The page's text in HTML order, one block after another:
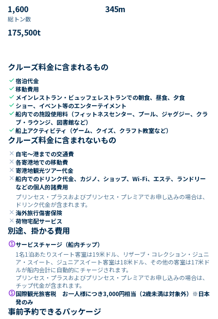
1,600 345m
総トン数​
175,500t
クルーズ料金に含まれるもの
check宿泊代金
check移動費用
check メインレストラン・ビュッフェレストランでの朝食、昼食、夕食
check ショー、イベント等のエンターテイメント
check船内での施設使用料（フィットネスセンター、プール、ジャグジー、クラ
ブ・ラウンジ、図書館など）
check船上アクティビティ（ゲーム、クイズ、クラフト教室など）
クルーズ料金に含まれないもの
close 自宅～港までの交通費
close 各寄港地での移動費
close 寄港地観光ツアー代金
close 船内でのドリンク代金、カジノ、ショップ、Wi-Fi、エステ、ランドリー
などの個人的諸費用
プリンセス・プラスおよびプリンセス・プレミアでお申し込みの場合は、
ドリンク代金が含まれます。
close 海外旅行傷害保険
close 荷物宅配サービス
別途、掛かる費用
paidサービスチャージ（船内チップ）
1名1泊あたりスイート客室は19米ドル、リザーブ・コレクション・ジュニ
ア・スイート、ジュニアスイート客室は18米ドル、その他の客室は17米ド
ルが船内会計に自動的にチャージされます。
プリンセス・プラスおよびプリンセス・プレミアでお申し込みの場合は、
チップ代金が含まれます。
paid国際観光旅客税 お一人様につき3,000円相当（2歳未満は対象外）※日本
発のみ
事前予約できるパッケージ